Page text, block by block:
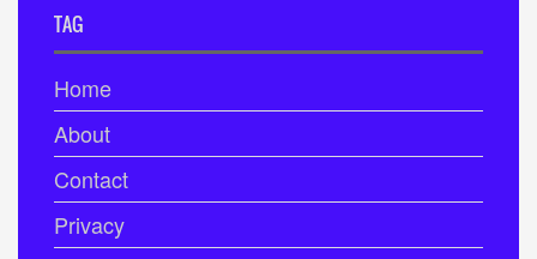
TAG
Home
About
Contact
Privacy